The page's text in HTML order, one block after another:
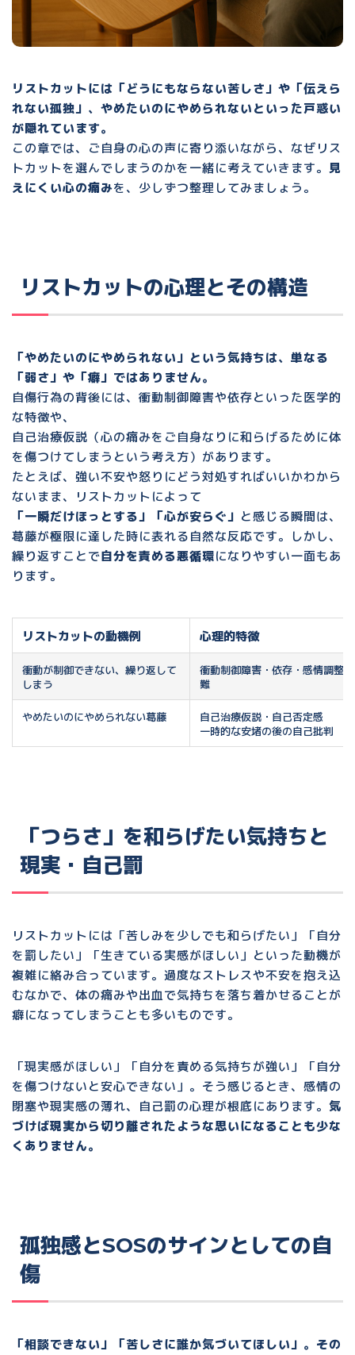
リストカットには「どうにもならない苦しさ」や「伝えら
れない孤独」、やめたいのにやめられないといった戸惑い
が隠れています。
この章では、ご自身の心の声に寄り添いながら、なぜリス
トカットを選んでしまうのかを一緒に考えていきます。
見
えにくい心の痛みを、少しずつ整理してみましょう。
リストカットの心理とその構造
「やめたいのにやめられない」 という気持ちは、単なる
「弱さ」や「癖」ではありません。
自傷行為の背後には、 衝動制御障害や依存といった医学的
な特徴や、
自己治療仮説 （心の痛みをご自身なりに和らげるために体
を傷つけてしまうという考え方）があります。
たとえば、強い不安や怒りにどう対処すればいいかわから
ないまま、リストカットによって
「一瞬だけほっとする」「心が安らぐ」 と感じる瞬間は、
葛藤が極限に達した時に表れる自然な反応です。しかし、
繰り返すことで自分を責める悪循環になりやすい一面もあ
ります。
リストカットの動機例 心理的特徴
衝動が制御できない、繰り返して
しまう
衝動制御障害・依存・感情調整困
難
やめたいのにやめられない葛藤
自己治療仮説・自己否定感
一時的な安堵の後の自己批判
「つらさ」を和らげたい気持ちと
現実・自己罰
リストカットには 「苦しみを少しでも和らげたい」「自分
を罰したい」「生きている実感がほしい」 といった動機が
複雑に絡み合っています。過度なストレスや不安を抱え込
むなかで、 体の痛みや出血で気持ちを落ち着かせること が
癖になってしまうことも多いものです。
「現実感がほしい」「自分を責める気持ちが強い」「自分
を傷つけないと安心できない」。そう感じるとき、 感情の
閉塞や現実感の薄れ、自己罰の心理が根底にあります。 気
づけば現実から切り離されたような思いになることも少な
くありません。
孤独感とSOSのサインとしての自
傷
「相談できない」「苦しさに誰か気づいてほしい」。その